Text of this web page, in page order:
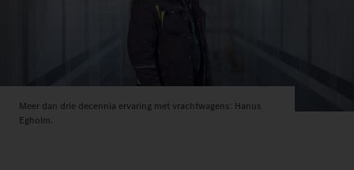
Meer dan drie decennia ervaring met vrachtwagens: Hanus
Egholm.